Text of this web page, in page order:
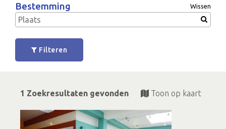
Bestemming Wissen
Filteren
1 Zoekresultaten gevonden Toon op kaart